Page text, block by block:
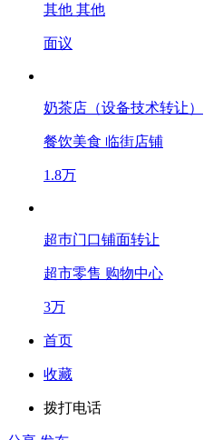
其他 其他
面议
奶茶店（设备技术转让）
餐饮美食 临街店铺
1.8万
超巿门口铺面转让
超市零售 购物中心
3万
首页
收藏
拨打电话